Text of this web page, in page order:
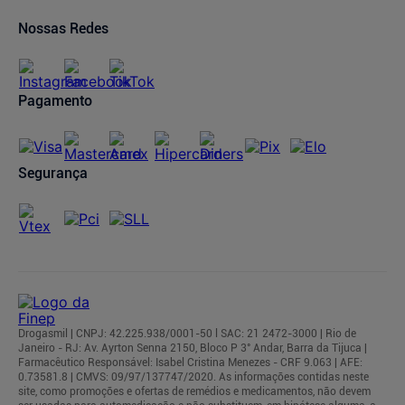
Compra Recorrente
Nossas Redes
Pagamento
Segurança
Drogasmil | CNPJ: 42.225.938/0001-50 l SAC: 21 2472-3000 | Rio de
Janeiro - RJ: Av. Ayrton Senna 2150, Bloco P 3° Andar, Barra da Tijuca |
Farmacêutico Responsável: Isabel Cristina Menezes - CRF 9.063 | AFE:
0.73581.8 | CMVS: 09/97/137747/2020. As informações contidas neste
site, como promoções e ofertas de remédios e medicamentos, não devem